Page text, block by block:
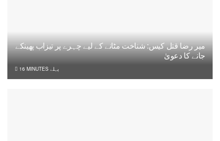
میر رضا قتل کیس: شناخت مٹانے کے لیے چہرے پر تیزاب پھینکے
جانے کا دعویٰ
16 MINUTES پہلے